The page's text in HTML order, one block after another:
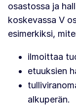
osastossa ja
koskevassa V
esimerkiksi,
ilmoittaa
etuuksien
alkuperän.